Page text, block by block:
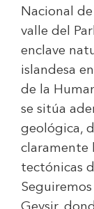
Nacional
valle del
enclave
islandesa
de la
se sitúa
geológica,
claramente
tectónicas